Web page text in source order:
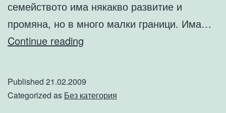
семейството има някакво развитие и
промяна, но в много малки граници. Има…
Continue reading
въпрос
Published 21.02.2009
Categorized as Без категория